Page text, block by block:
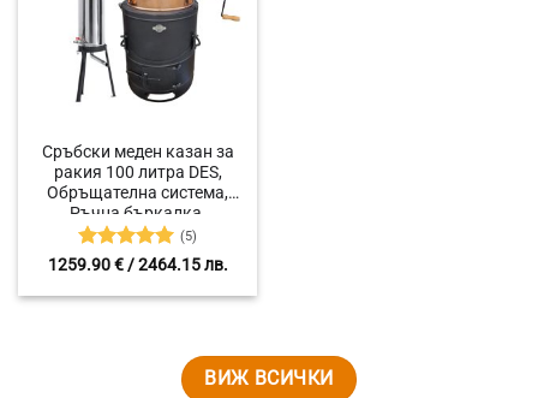
Сръбски меден казан за
ракия 100 литра DES,
Обръщателна система,
Ръчна бъркалка,
Охладител от ново
поколение PH-30 Premium
със 7 метра охлаждащ път
Оценено с
(5)
1259.90€/ 2464.15 лв.
ВИЖ ВСИЧКИ